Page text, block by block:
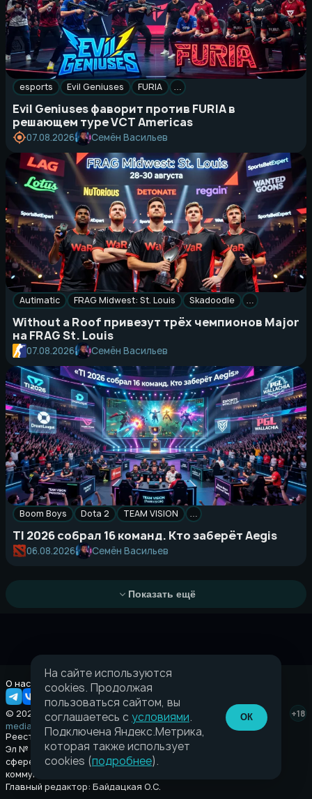
esports Evil Geniuses FURIA …
Evil Geniuses фаворит против FURIA в
решающем туре VCT Americas
07.08.2026 Семён Васильев
Autimatic FRAG Midwest: St. Louis Skadoodle …
Without a Roof привезут трёх чемпионов Major
на FRAG St. Louis
07.08.2026 Семён Васильев
Boom Boys Dota 2 TEAM VISION …
TI 2026 собрал 16 команд. Кто заберёт Aegis
06.08.2026 Семён Васильев
Показать ещё
О нас Правовая информация
© 2026 Taverna.gg
+18
media@taverna.gg
Реестровая запись:
Эл № ФС77-89710 выдано Федеральной службой по надзору в
сфере связи, информационных технологий и массовых
коммуникаций (Роскомнадзор) от 08 июля 2025.
Главный редактор: Байдацкая О.С.
На сайте используются
cookies. Продолжая
пользоваться сайтом, вы
соглашаетесь с условиями.
Подключена Яндекс.Метрика,
которая также использует
cookies (подробнее).
ОК